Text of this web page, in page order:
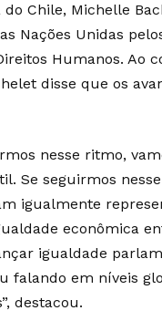
do Chile, Michelle
Nações Unidas
Humanos. Ao
disse que os
nesse ritmo,
Se seguirmos
igualmente
econômica
igualdade
falando em níveis
destacou.